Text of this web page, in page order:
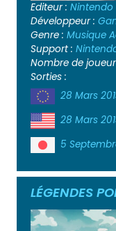
Editeur : Nintendo
Développeur :
Genre : Musique
Support :
Nombre de
Sorties :
28 Mars
28 Mars
5
LÉGENDES